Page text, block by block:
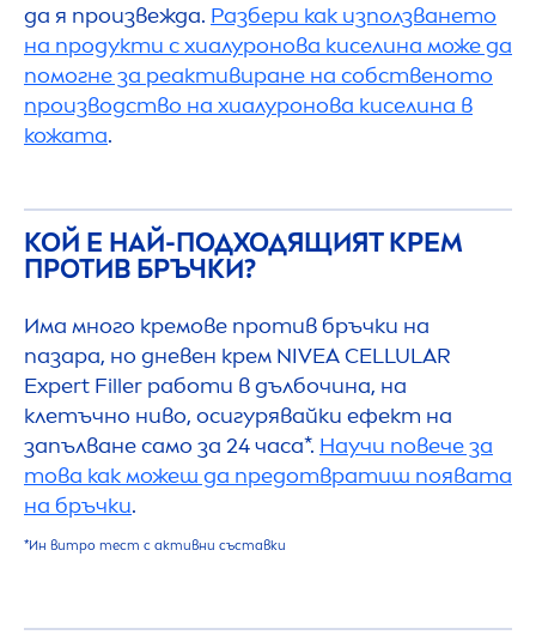
да я произвежда. Разбери как използването
на продукти с хиалуронова киселина може да
помогне за реактивиране на собственото
производство на хиалуронова киселина в
кожата.
КОЙ Е НАЙ-ПОДХОДЯЩИЯТ КРЕМ
ПРОТИВ БРЪЧКИ?
Има много кремове против бръчки на
пазара, но дневен крем NIVEA CELLULAR
Expert Filler работи в дълбочина, на
клетъчно ниво, осигурявайки ефект на
запълване само за 24 часа*. Научи повече за
това как можеш да предотвратиш появата
на бръчки.
*Ин витро тест с активни съставки